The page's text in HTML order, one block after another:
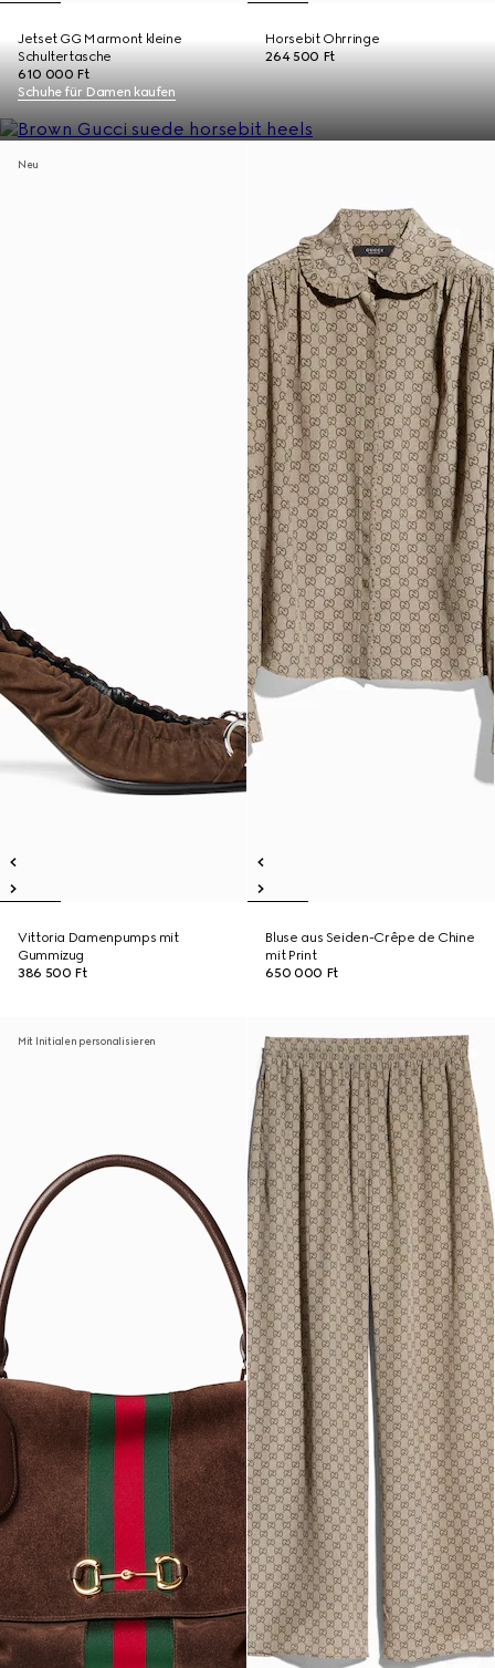
Jetset GG Marmont kleine
Schultertasche
610 000 Ft
Horsebit Ohrringe
264 500 Ft
Schuhe für Damen kaufen
Neu
Vittoria Damenpumps mit
Gummizug
386 500 Ft
Bluse aus Seiden-Crêpe de Chine
mit Print
650 000 Ft
Mit Initialen personalisieren